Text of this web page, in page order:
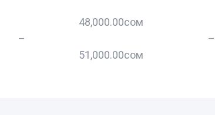
48,000.00сом
–
51,000.00сом
–